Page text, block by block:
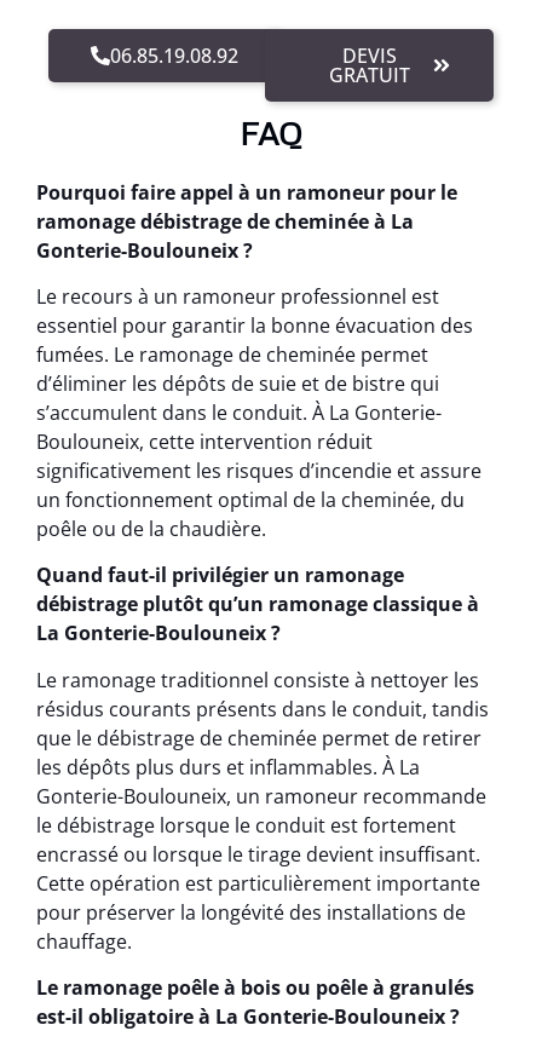
06.85.19.08.92 DEVIS
GRATUIT
FAQ
Pourquoi faire appel à un ramoneur pour le
ramonage débistrage de cheminée à La
Gonterie-Boulouneix ?
Le recours à un ramoneur professionnel est
essentiel pour garantir la bonne évacuation des
fumées. Le ramonage de cheminée permet
d’éliminer les dépôts de suie et de bistre qui
s’accumulent dans le conduit. À La Gonterie-
Boulouneix, cette intervention réduit
significativement les risques d’incendie et assure
un fonctionnement optimal de la cheminée, du
poêle ou de la chaudière.
Quand faut-il privilégier un ramonage
débistrage plutôt qu’un ramonage classique à
La Gonterie-Boulouneix ?
Le ramonage traditionnel consiste à nettoyer les
résidus courants présents dans le conduit, tandis
que le débistrage de cheminée permet de retirer
les dépôts plus durs et inflammables. À La
Gonterie-Boulouneix, un ramoneur recommande
le débistrage lorsque le conduit est fortement
encrassé ou lorsque le tirage devient insuffisant.
Cette opération est particulièrement importante
pour préserver la longévité des installations de
chauffage.
Le ramonage poêle à bois ou poêle à granulés
est-il obligatoire à La Gonterie-Boulouneix ?